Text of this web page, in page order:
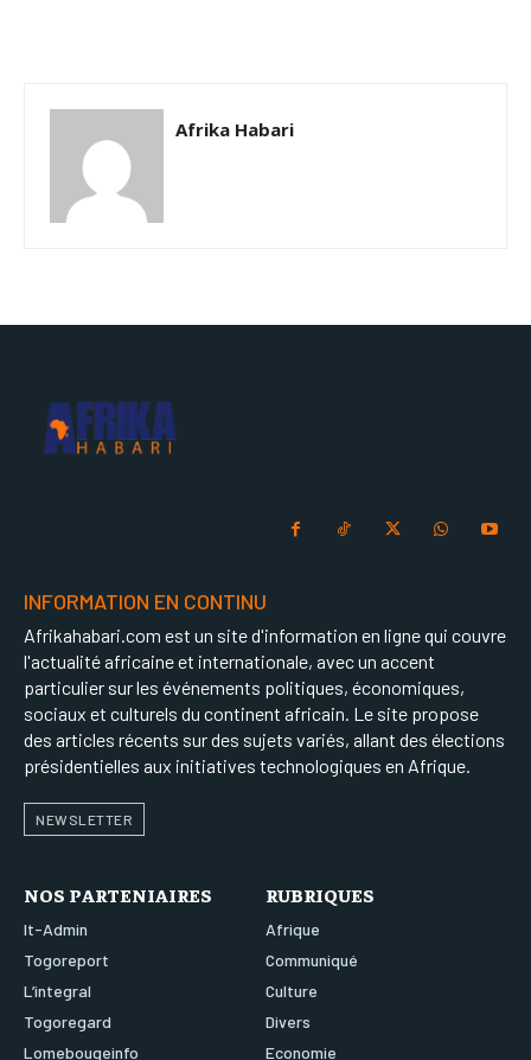
Afrika Habari
INFORMATION EN CONTINU
Afrikahabari.com est un site d'information en ligne qui couvre
l'actualité africaine et internationale, avec un accent
particulier sur les événements politiques, économiques,
sociaux et culturels du continent africain. Le site propose
des articles récents sur des sujets variés, allant des élections
présidentielles aux initiatives technologiques en Afrique.
NEWSLETTER
NOS PARTENIAIRES
It-Admin
Togoreport
L’integral
Togoregard
Lomebougeinfo
RUBRIQUES
Afrique
Communiqué
Culture
Divers
Economie